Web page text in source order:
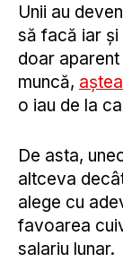
Unii au
să facă iar
doar
muncă,
o iau de la
De asta,
altceva
alege cu
favoarea
salariu lunar.